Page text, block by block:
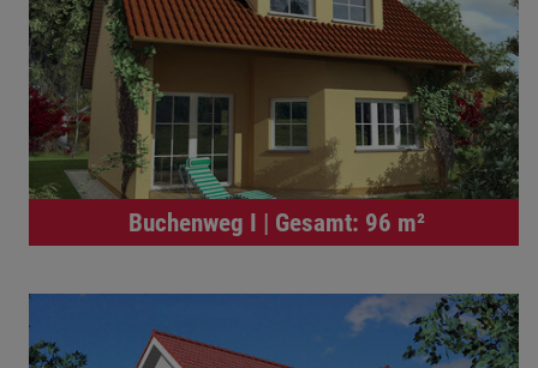
Buchenweg I | Gesamt: 96 m²